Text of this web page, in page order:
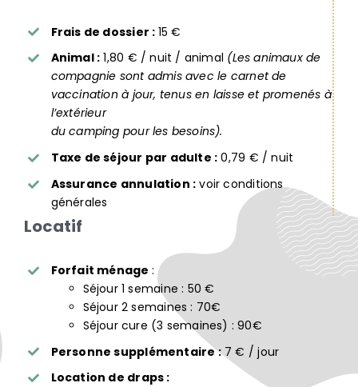
Frais de dossier : 15 €
Animal : 1,80 € / nuit / animal (Les animaux de
compagnie sont admis avec le carnet de
vaccination à jour, tenus en laisse et promenés à
l’extérieur
du camping pour les besoins).
Taxe de séjour par adulte : 0,79 € / nuit
Assurance annulation : voir conditions
générales
Locatif
Forfait ménage :
Séjour 1 semaine : 50 €
Séjour 2 semaines : 70€
Séjour cure (3 semaines) : 90€
Personne supplémentaire :7 € / jour
Location de draps :